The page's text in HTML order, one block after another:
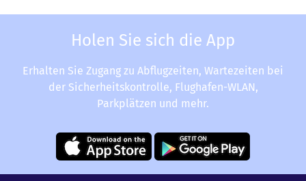
Holen Sie sich die App
Erhalten Sie Zugang zu Abflugzeiten, Wartezeiten bei
der Sicherheitskontrolle, Flughafen-WLAN,
Parkplätzen und mehr.